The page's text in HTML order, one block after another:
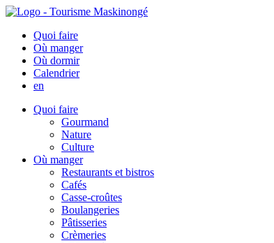
Quoi faire
Où manger
Où dormir
Calendrier
en
Quoi faire
Gourmand
Nature
Culture
Où manger
Restaurants et bistros
Cafés
Casse-croûtes
Boulangeries
Pâtisseries
Crèmeries